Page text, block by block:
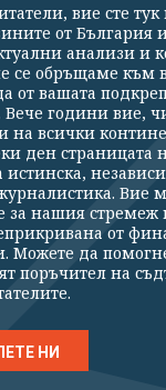
вие сте тук
от България
анализи и
се обръщаме към
от вашата
години вие,
на всички
ден страницата
истинска,
Вие
за нашия стремеж
от
Можете да
поръчител на
НИ